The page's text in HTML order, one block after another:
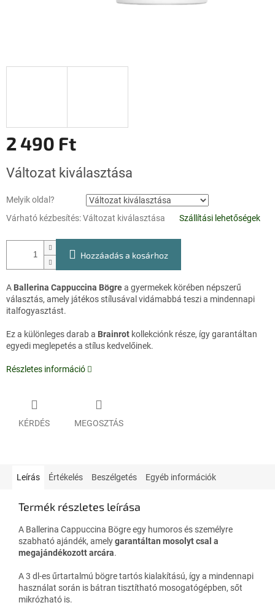
2 490 Ft
Változat kiválasztása
Melyik oldal?
Várható kézbesítés:Változat kiválasztása Szállítási lehetőségek
Hozzáadás a kosárhoz
A Ballerina Cappuccina Bögrea gyermekek körében népszerű
választás, amely játékos stílusával vidámabbá teszi a mindennapi
italfogyasztást.
Ez a különleges darab a Brainrot kollekciónk része, így garantáltan
egyedi meglepetés a stílus kedvelőinek.
Részletes információ
KÉRDÉS MEGOSZTÁS
Leírás Értékelés Beszélgetés Egyéb információk
Termék részletes leírása
A Ballerina Cappuccina Bögre egy humoros és személyre
szabható ajándék, amelygarantáltan mosolyt csal a
megajándékozott arcára.
A 3 dl-es űrtartalmú bögre tartós kialakítású, így a mindennapi
használat során is bátran tisztítható mosogatógépben, sőt
mikrózható is.